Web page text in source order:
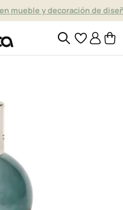
mueble y decoración de